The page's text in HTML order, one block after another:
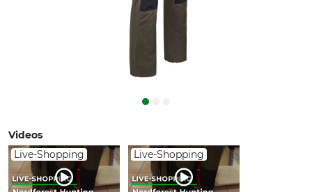
Videos
Live-Shopping
Live-Shopping